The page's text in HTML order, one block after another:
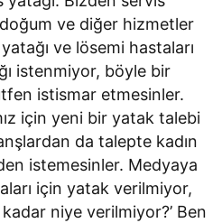
ve diğer hizmetler
ve lösemi hastaları
istenmiyor, böyle bir
istismar etmesinler.
için yeni bir yatak talebi
da talepte kadın
istemesinler. Medyaya
için yatak verilmiyor,
niye verilmiyor?’ Ben